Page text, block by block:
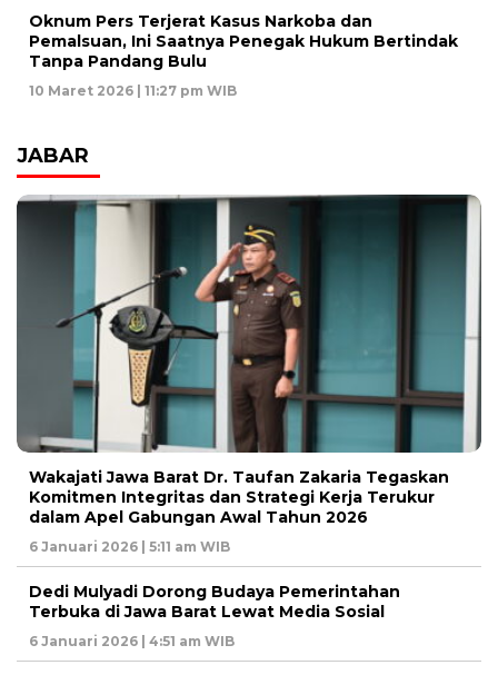
Oknum Pers Terjerat Kasus Narkoba dan
Pemalsuan, Ini Saatnya Penegak Hukum Bertindak
Tanpa Pandang Bulu
10 Maret 2026 | 11:27 pm WIB
JABAR
Wakajati Jawa Barat Dr. Taufan Zakaria Tegaskan
Komitmen Integritas dan Strategi Kerja Terukur
dalam Apel Gabungan Awal Tahun 2026
6 Januari 2026 | 5:11 am WIB
Dedi Mulyadi Dorong Budaya Pemerintahan
Terbuka di Jawa Barat Lewat Media Sosial
6 Januari 2026 | 4:51 am WIB